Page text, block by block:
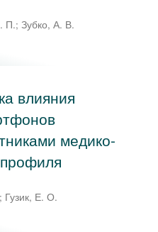
П.; Зубко, А. В.
влияния
медико-
; Гузик, Е. О.